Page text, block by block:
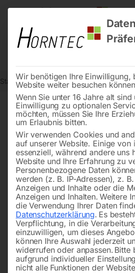
Start Drucklufttechnologie
Wir benötigen Ihre Einwilligung,
Website weiter besuchen
Wenn Sie unter 16 Jahre alt sind
Einwilligung zu optionalen
möchten, müssen Sie Ihre
um Erlaubnis bitten.
Wir verwenden Cookies und
auf unserer Website. Einige von
essenziell, während andere uns
Website und Ihre Erfahrung zu
Personenbezogene Daten
werden (z. B. IP-Adressen), z.
Anzeigen und Inhalte oder die
Anzeigen und Inhalten. Weitere
die Verwendung Ihrer Daten
Datenschutzerklärung. Es
Verpflichtung, in die
einzuwilligen, um dieses
können Ihre Auswahl jederzeit
widerrufen oder anpassen. Bitte
aufgrund individueller
nicht alle Funktionen der